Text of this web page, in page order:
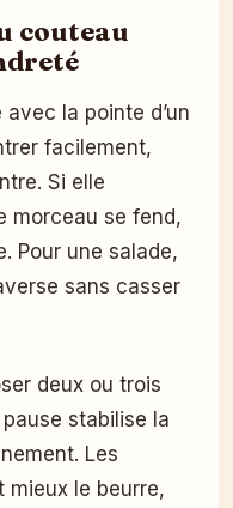
couteau
la pointe d’un
facilement,
Si elle
morceau se fend,
Pour une salade,
sans casser
deux ou trois
stabilise la
Les
mieux le beurre,